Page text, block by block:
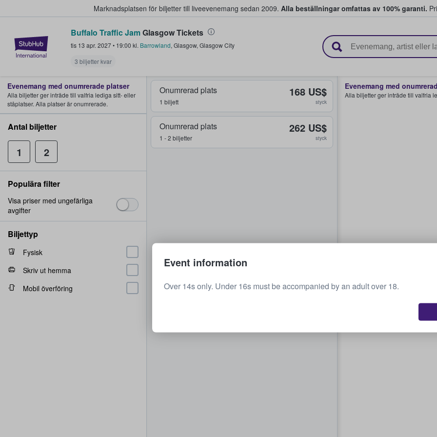
Marknadsplatsen för biljetter till liveevenemang sedan 2009. Alla beställningar omfattas av 100% garanti.
StubHub – där fans köper och säljer biljetter.
Buffalo Traffic JamGlasgow Tickets
tis 13 apr. 2027• 19:00 kl. Barrowland, Glasgow, Glasgow City
3 biljetter kvar
Onumrerad plats
1 biljett
168 US$
styck
Onumrerad plats
1 - 2 biljetter
262 US$
styck
Evenemang med
Alla biljetter ger inträde till valfria
Evenemang med onumrerade platser
Alla biljetter ger inträde till valfria lediga sitt- eller
ståplatser. Alla platser är onumrerade.
Antal biljetter
1 2
Populära filter
Visa priser med ungefärliga
avgifter
Biljettyp
Fysisk
Skriv ut hemma
Mobil överföring
Event information
Over 14s only. Under 16s must be accompanied by an adult over 18.